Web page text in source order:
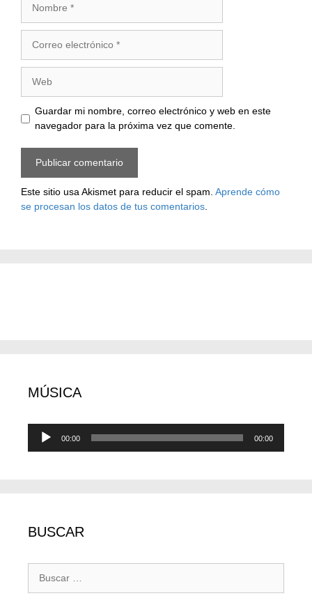
electrónico
Guardar mi nombre, correo electrónico y web en este
navegador para la próxima vez que comente.
Este sitio usa Akismet para reducir el spam. Aprende cómo
se procesan los datos de tus comentarios.
MÚSICA
Reproductor
de
00:00 00:00
BUSCAR
Buscar: